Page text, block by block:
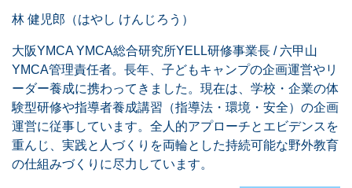
林 健児郎（はやし けんじろう）
大阪YMCA YMCA総合研究所YELL研修事業長 / 六甲山
YMCA管理責任者。長年、子どもキャンプの企画運営やリ
ーダー養成に携わってきました。現在は、学校・企業の体
験型研修や指導者養成講習（指導法・環境・安全）の企画
運営に従事しています。全人的アプローチとエビデンスを
重んじ、実践と人づくりを両輪とした持続可能な野外教育
の仕組みづくりに尽力しています。